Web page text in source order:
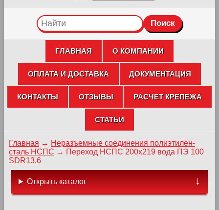
ГЛАВНАЯ О КОМПАНИИ
ОПЛАТА И ДОСТАВКА ДОКУМЕНТАЦИЯ
КОНТАКТЫ ОТЗЫВЫ РАСЧЕТ КРЕПЕЖА
СТАТЬИ
Главная → Неразъемные соединения полиэтилен-
сталь НСПС → Переход НСПС 200х219 вода ПЭ 100
SDR13,6
Открыть каталог